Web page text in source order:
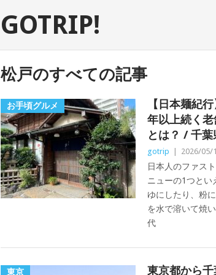
GOTRIP!
松戸のすべての記事
お手頃グルメ
【日本麺紀
年以上続く
とは？ / 千葉
gotrip 2026/05/
日本人のファス
ニューの1つと
ゆにしたり、粉
を水で溶いて焼
代
東京 東京都から